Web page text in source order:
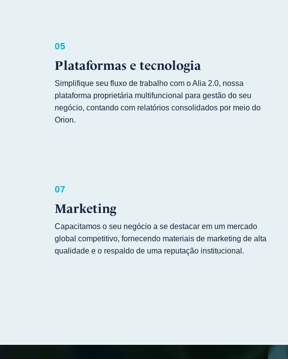
05
Plataformas e tecnologia
Simplifique seu fluxo de trabalho com o Alia 2.0, nossa
plataforma proprietária multifuncional para gestão do seu
negócio, contando com relatórios consolidados por meio do
Orion.
07
Marketing
Capacitamos o seu negócio a se destacar em um mercado
global competitivo, fornecendo materiais de marketing de alta
qualidade e o respaldo de uma reputação institucional.